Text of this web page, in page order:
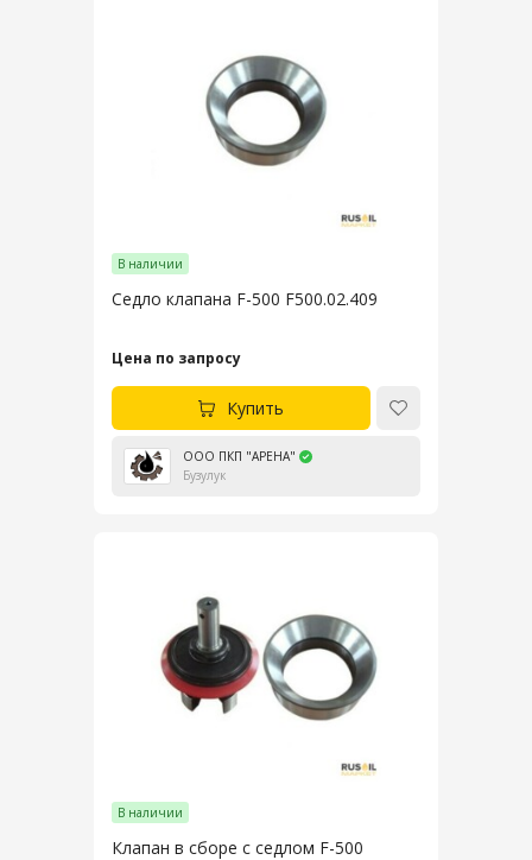
В наличии
Седло клапана F-500 F500.02.409
Цена по запросу
Купить
ООО ПКП "АРЕНА"
Бузулук
В наличии
Клапан в сборе с седлом F-500